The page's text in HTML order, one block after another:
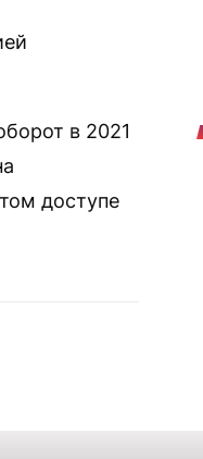
в 2021
доступе